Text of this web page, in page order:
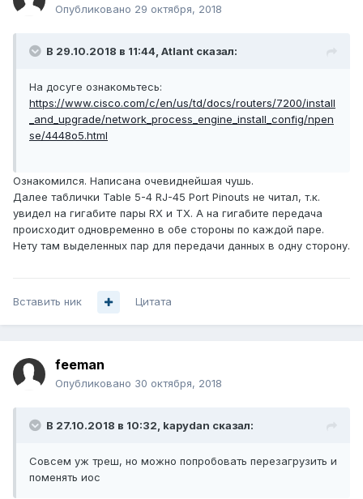
Опубликовано 29 октября, 2018
В 29.10.2018 в 11:44, Atlant сказал:
На досуге ознакомьтесь:
https://www.cisco.com/c/en/us/td/docs/routers/7200/install
_and_upgrade/network_process_engine_install_config/npen
se/4448o5.html
Ознакомился. Написана очевиднейшая чушь.
Далее таблички Table 5-4 RJ-45 Port Pinouts не читал, т.к.
увидел на гигабите пары RX и TX. А на гигабите передача
происходит одновременно в обе стороны по каждой паре.
Нету там выделенных пар для передачи данных в одну сторону.
Вставить ник Цитата
feeman
Опубликовано 30 октября, 2018
В 27.10.2018 в 10:32, kapydan сказал:
Совсем уж треш, но можно попробовать перезагрузить и
поменять иос